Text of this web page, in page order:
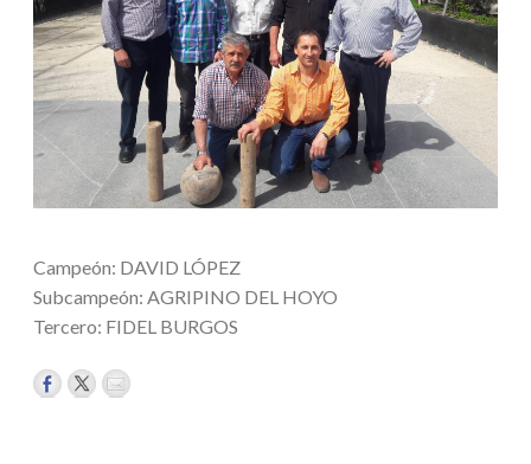
Campeón: DAVID LÓPEZ
Subcampeón: AGRIPINO DEL HOYO
Tercero: FIDEL BURGOS